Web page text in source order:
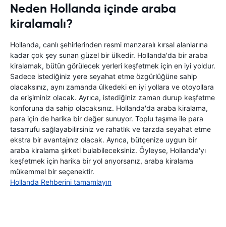
Neden Hollanda içinde araba
kiralamalı?
Hollanda, canlı şehirlerinden resmi manzaralı kırsal alanlarına
kadar çok şey sunan güzel bir ülkedir. Hollanda'da bir araba
kiralamak, bütün görülecek yerleri keşfetmek için en iyi yoldur.
Sadece istediğiniz yere seyahat etme özgürlüğüne sahip
olacaksınız, aynı zamanda ülkedeki en iyi yollara ve otoyollara
da erişiminiz olacak. Ayrıca, istediğiniz zaman durup keşfetme
konforuna da sahip olacaksınız. Hollanda'da araba kiralama,
para için de harika bir değer sunuyor. Toplu taşıma ile para
tasarrufu sağlayabilirsiniz ve rahatlık ve tarzda seyahat etme
ekstra bir avantajınız olacak. Ayrıca, bütçenize uygun bir
araba kiralama şirketi bulabileceksiniz. Öyleyse, Hollanda'yı
keşfetmek için harika bir yol arıyorsanız, araba kiralama
mükemmel bir seçenektir.
Hollanda Rehberini tamamlayın